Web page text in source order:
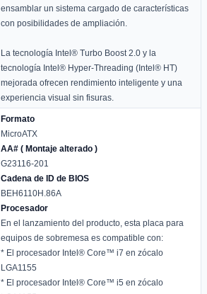
ensamblar un sistema cargado de características
con posibilidades de ampliación.
La tecnología Intel® Turbo Boost 2.0 y la
tecnología Intel® Hyper-Threading (Intel® HT)
mejorada ofrecen rendimiento inteligente y una
experiencia visual sin fisuras.
Formato
MicroATX
AA# ( Montaje alterado )
G23116-201
Cadena de ID de BIOS
BEH6110H.86A
Procesador
En el lanzamiento del producto, esta placa para
equipos de sobremesa es compatible con:
* El procesador Intel® Core™ i7 en zócalo
LGA1155
* El procesador Intel® Core™ i5 en zócalo